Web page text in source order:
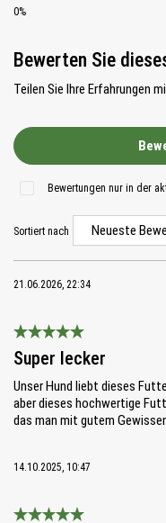
0%
Bewerten Sie
Teilen Sie Ihre Erfahrungen
Bewertungen nur in der
Sortiert nach
21.06.2026, 22:34
Bewertung mit 5 von 5 Sternen
Super lecker
Unser Hund liebt dieses
aber dieses hochwertige
das man mit gutem
14.10.2025, 10:47